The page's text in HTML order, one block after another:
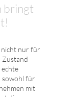
bringt
nicht nur für
Zustand
echte
sowohl für
mit